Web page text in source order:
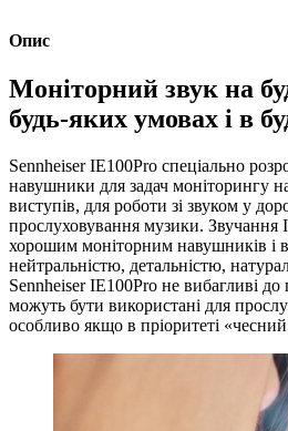
Опис
Моніторний звук на
будь-яких умовах і в
Sennheiser IE100Pro спеціально
навушники для задач моніторингу
виступів, для роботи зі звуком у
прослуховування музики. Звучання
хорошим моніторним навушників і
нейтральністю, детальністю,
Sennheiser IE100Pro не вибагливі
можуть бути використані для
особливо якщо в пріоритеті